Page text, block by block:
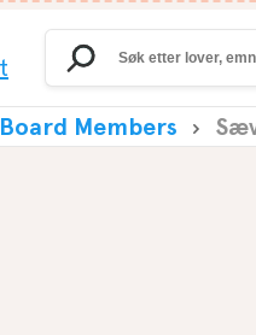
Search
for:
Board Members